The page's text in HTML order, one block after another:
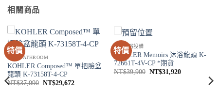
相關商品
特價
衛浴 BATHROOM
KOHLER Composed™ 單把臉盆
龍頭 K-73158T-4-CP
NT$37,090 原
NT$29,672目
特價
SPA淋浴設備
KOHLER Memoirs 沐浴龍頭 K-
72661T-4V-CP *期貨
NT$39,900 原
NT$31,920目